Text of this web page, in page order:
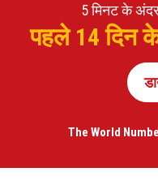
5 मिनट के
पहले 14 दिन
The World